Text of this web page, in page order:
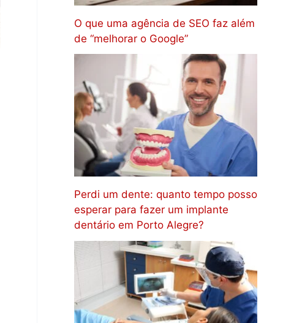
O que uma agência de SEO faz além
de “melhorar o Google”
Perdi um dente: quanto tempo posso
esperar para fazer um implante
dentário em Porto Alegre?